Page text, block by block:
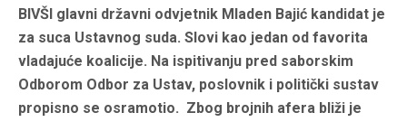
BIVŠI glavni državni odvjetnik Mladen Bajić kandidat je
za suca Ustavnog suda. Slovi kao jedan od favorita
vladajuće koalicije. Na ispitivanju pred saborskim
Odborom Odbor za Ustav, poslovnik i politički sustav
propisno se osramotio. Zbog brojnih afera bliži je